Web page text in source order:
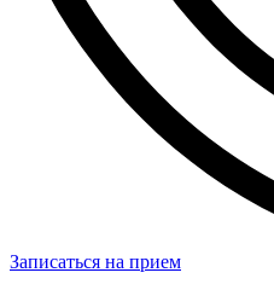
Записаться на прием